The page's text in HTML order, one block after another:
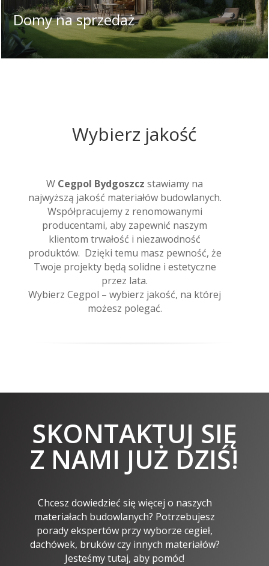
Domy na sprzedaż
Wybierz jakość
W Cegpol Bydgoszcz stawiamy na
najwyższą jakość materiałów budowlanych.
Współpracujemy z renomowanymi
producentami, aby zapewnić naszym
klientom trwałość i niezawodność
produktów. Dzięki temu masz pewność, że
Twoje projekty będą solidne i estetyczne
przez lata.
Wybierz Cegpol – wybierz jakość, na której
możesz polegać.
SKONTAKTUJ SIĘ
Z NAMI JUŻ DZIŚ!
Chcesz dowiedzieć się więcej o naszych
materiałach budowlanych? Potrzebujesz
porady ekspertów przy wyborze cegieł,
dachówek, bruków czy innych materiałów?
Jesteśmy tutaj, aby pomóc!